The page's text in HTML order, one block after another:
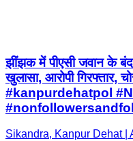
झींझक में पीएसी जवान के
खुलासा, आरोपी गिरफ्तार,
#kanpurdehatpol
Sikandra, Kanpur Dehat |